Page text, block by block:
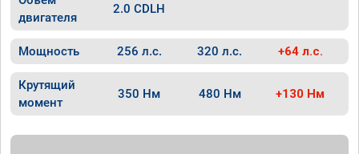
двигателя
2.0 CDLH
Мощность 256 л.с. 320 л.с. +64 л.с.
Крутящий
момент
350 Нм 480 Нм +130 Нм